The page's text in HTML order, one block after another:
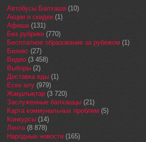
Автобусы Балхаша(10)
Акции и скидки (1)
Афиша(131)
Без рубрики (770)
Бесплатное образование за рубежом (1)
Бизнес (27)
Видео (3 458)
Выборы (2)
Доставка еды (1)
Еске алу (979)
Жаңалықтар (3 720)
Заслуженные балхашцы (21)
Карта коммунальных проблем (5)
Конкурсы (14)
Лента(8 878)
Народные новости (165)